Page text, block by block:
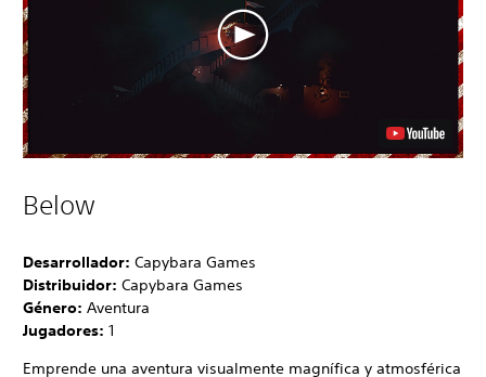
Below
Desarrollador: Capybara Games
Distribuidor: Capybara Games
Género: Aventura
Jugadores: 1
Emprende una aventura visualmente magnífica y atmosférica